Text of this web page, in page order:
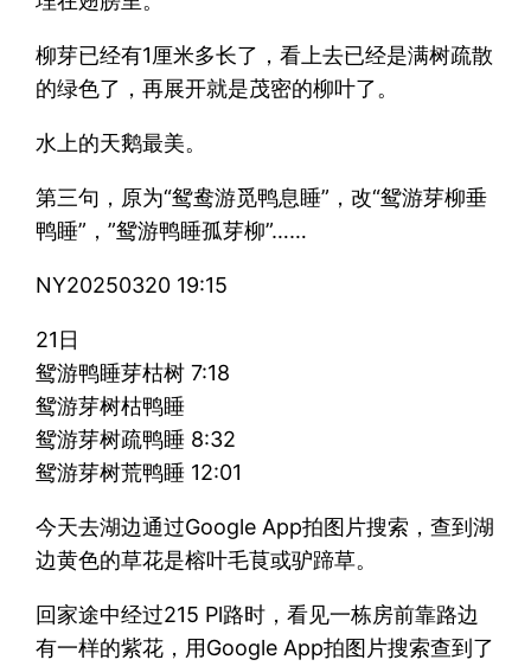
柳芽已经有1厘米多长了，看上去已经是满树疏散
的绿色了，再展开就是茂密的柳叶了。
水上的天鹅最美。
第三句，原为“鸳鸯游觅鸭息睡”，改“鸳游芽柳垂
鸭睡”，”鸳游鸭睡孤芽柳”……
NY20250320 19:15
21日
鸳游鸭睡芽枯树 7:18
鸳游芽树枯鸭睡
鸳游芽树疏鸭睡 8:32
鸳游芽树荒鸭睡 12:01
今天去湖边通过Google App拍图片搜索，查到湖
边黄色的草花是榕叶毛茛或驴蹄草。
回家途中经过215 Pl路时，看见一栋房前靠路边
有一样的紫花，用Google App拍图片搜索查到了